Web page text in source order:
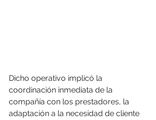
Dicho operativo implicó la
coordinación inmediata de la
compañía con los prestadores, la
adaptación a la necesidad de cliente